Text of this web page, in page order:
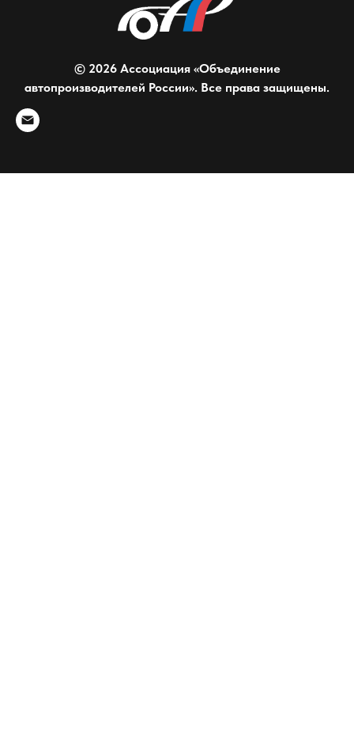
© 2026 Ассоциация «Объединение
автопроизводителей России». Все права защищены.